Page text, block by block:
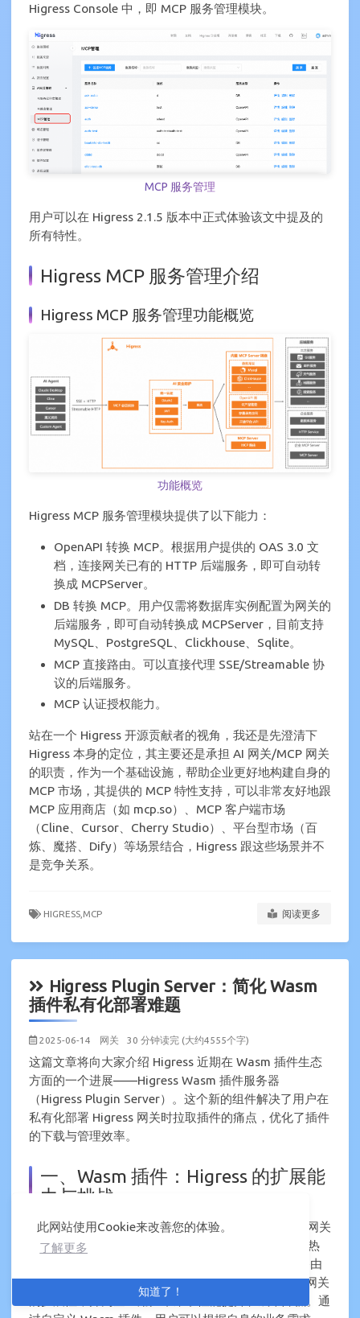
此网站使用Cookie来改善您的体验。
了解更多
知道了！
Higress Console 中，即 MCP 服务管理模块。
MCP 服务管理
用户可以在 Higress 2.1.5 版本中正式体验该文中提及的
所有特性。
Higress MCP 服务管理介绍
Higress MCP 服务管理功能概览
功能概览
Higress MCP 服务管理模块提供了以下能力：
OpenAPI 转换 MCP。根据用户提供的 OAS 3.0 文
档，连接网关已有的 HTTP 后端服务，即可自动转
换成 MCPServer。
DB 转换 MCP。用户仅需将数据库实例配置为网关的
后端服务，即可自动转换成 MCPServer，目前支持
MySQL、PostgreSQL、Clickhouse、Sqlite。
MCP 直接路由。可以直接代理 SSE/Streamable 协
议的后端服务。
MCP 认证授权能力。
站在一个 Higress 开源贡献者的视角，我还是先澄清下
Higress 本身的定位，其主要还是承担 AI 网关/MCP 网关
的职责，作为一个基础设施，帮助企业更好地构建自身的
MCP 市场，其提供的 MCP 特性支持，可以非常友好地跟
MCP 应用商店（如 mcp.so）、MCP 客户端市场
（Cline、Cursor、Cherry Studio）、平台型市场（百
炼、魔搭、Dify）等场景结合，Higress 跟这些场景并不
是竞争关系。
HIGRESS, MCP 阅读更多
Higress Plugin Server：简化 Wasm
插件私有化部署难题
2025-06-14 网关 30 分钟读完 (大约4555个字)
这篇文章将向大家介绍 Higress 近期在 Wasm 插件生态
方面的一个进展——Higress Wasm 插件服务器
（Higress Plugin Server）。这个新的组件解决了用户在
私有化部署 Higress 网关时拉取插件的痛点，优化了插件
的下载与管理效率。
一、Wasm 插件：Higress 的扩展能
力与挑战
Higress 自开源以来就一直将 Wasm 技术视为核心的网关
扩展手段。Wasm 带来的工程可靠性、沙箱安全性、热
更新能力以及 Higress 团队在此基础上构建的域名/路由
级生效、Redis 访问能力、AI 特性支持等，都丰富了网关
的扩展性，并为企业用户带来了性能提升和成本降低。通